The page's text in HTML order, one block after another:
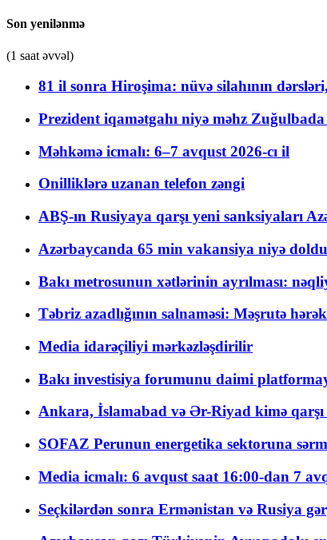
Son yenilənmə
(1 saat əvvəl)
81 il sonra Hiroşima: nüvə silahının
Prezident iqamətgahı niyə məhz
Məhkəmə icmalı: 6–7 avqust 2026-cı il
Onilliklərə uzanan telefon zəngi
ABŞ-ın Rusiyaya qarşı yeni sanksiyaları
Azərbaycanda 65 min vakansiya niyə
Bakı metrosunun xətlərinin ayrılması:
Təbriz azadlığının salnaməsi: Məşrutə
Media idarəçiliyi mərkəzləşdirilir
Bakı investisiya forumunu daimi
Ankara, İslamabad və Ər-Riyad kimə
SOFAZ Perunun energetika sektoruna
Media icmalı: 6 avqust saat 16:00-dan 7
Seçkilərdən sonra Ermənistan və Rusiya